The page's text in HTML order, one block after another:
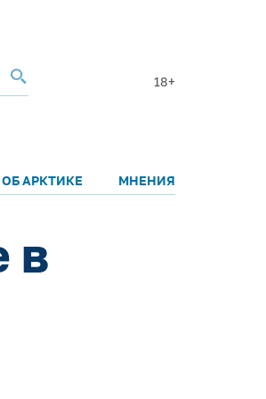
18+
АРКТИКЕ МНЕНИЯ
в